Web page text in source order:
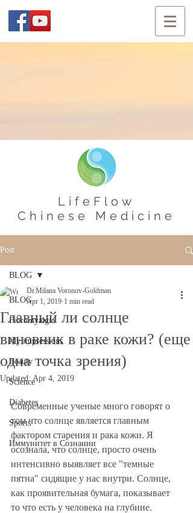
LifeFlow
Chinese Medicine
Post
BLOG
Fibromyalgia
My impressions
Beauty
Science
Diabetes
Sports
Иммунитет в Сознании
BLOG
Главный ли солнце
виновник в раке кожи? (еще
одна точка зрения)
Dr.Milana Voronov-Goldman
Apr 1, 2019 1 min read
Updated:Apr 4, 2019
Современные ученые много говорят о
том что солнце является главным
фактором старения и рака кожи. Я
осознала, что солнце, просто очень
интенсивно выявляет все "темные
пятна" сидящие у нас внутри. Солнце,
как проявительная бумага, показывает
то что есть у человека на глубине.